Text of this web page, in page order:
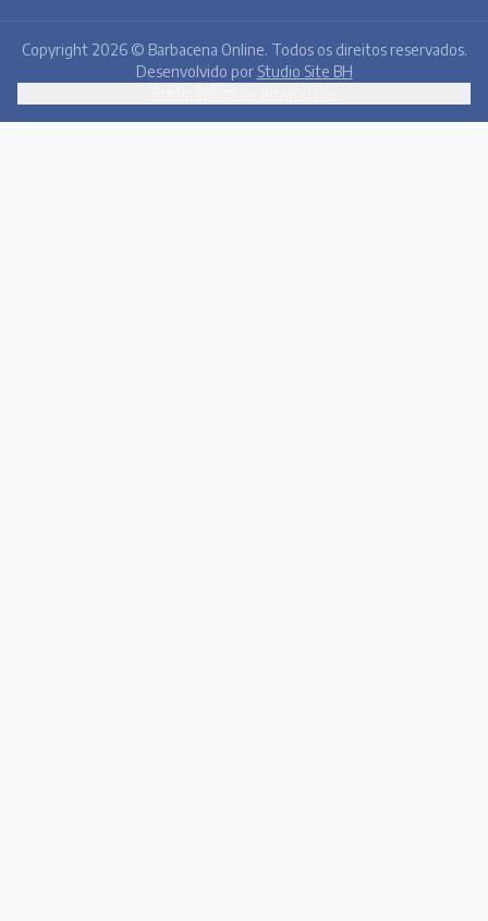
Copyright 2026 © Barbacena Online. Todos os direitos reservados.
Desenvolvido por Studio Site BH